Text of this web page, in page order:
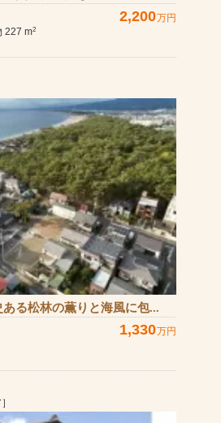
2,200万円
227 m2
る松林の薫りと海風に包...
1,330万円